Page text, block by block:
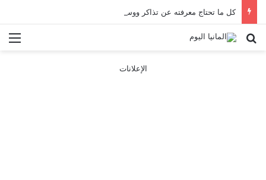
كل ما تحتاج معرفته عن تذاكر ووسائل النقل في باريس 2025
بحث عن
الإعلانات